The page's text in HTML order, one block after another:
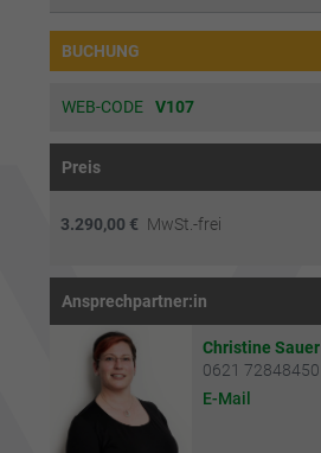
BUCHUNG
WEB-CODE V107
Preis
3.290,00 € MwSt.-frei
Ansprechpartner:in
Christine Sauer
0621 72848450
E-Mail